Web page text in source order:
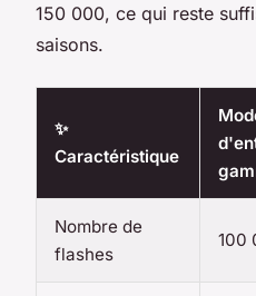
150 000, ce qui reste
saisons.
✨
Caractéristique
Nombre de
flashes
100